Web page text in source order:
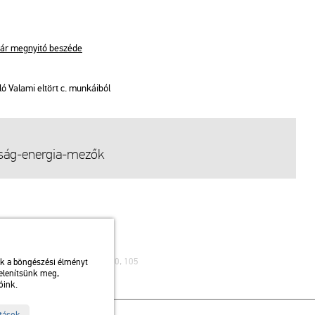
meg­nyi­tó be­szé­de
Va­la­mi el­tört c. mun­ká­i­ból
ener­gia-mezők
75, 79 / Autóbusz: 20, 30, 105
a böngészési élményt
meg,